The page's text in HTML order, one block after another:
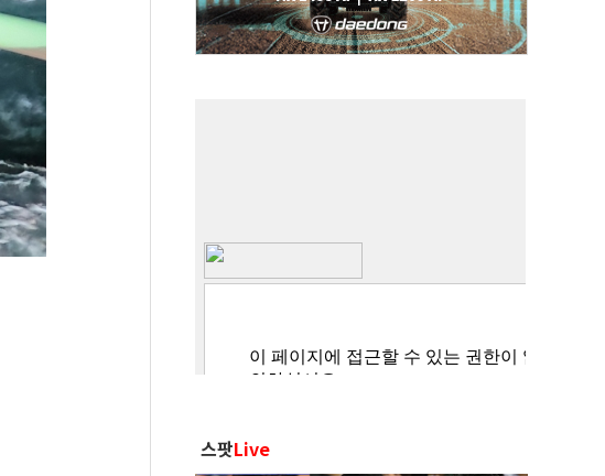
스팟Live